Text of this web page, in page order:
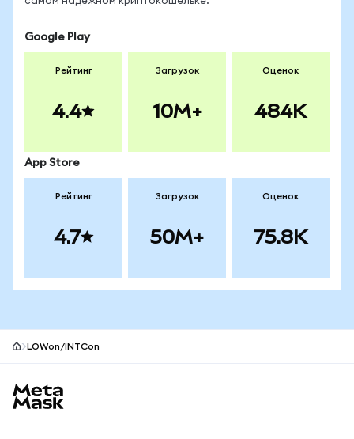
Google Play
Рейтинг
4.4
Загрузок
10M+
Оценок
484K
App Store
Рейтинг
4.7
Загрузок
50M+
Оценок
75.8K
LOWon/INTCon